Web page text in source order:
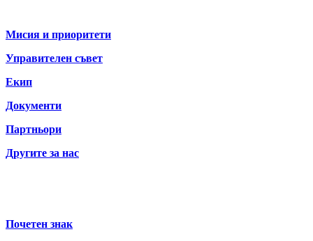
Мисия и приоритети
Управителен съвет
Екип
Документи
Партньори
Другите за нас
Почетен знак